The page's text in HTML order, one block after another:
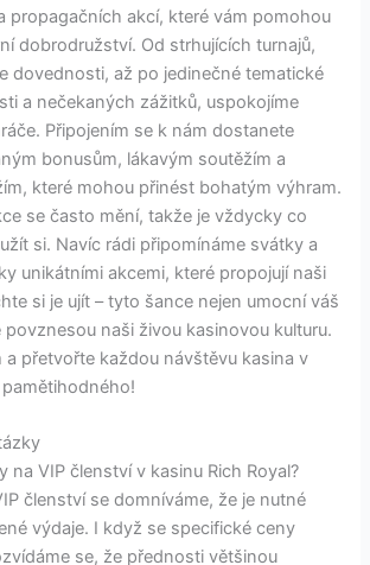
propagačních akcí, které vám pomohou
dobrodružství. Od strhujících turnajů,
dovednosti, až po jedinečné tematické
a nečekaných zážitků, uspokojíme
Připojením se k nám dostanete
bonusům, lákavým soutěžím a
které mohou přinést bohatým výhram.
se často mění, takže je vždycky co
si. Navíc rádi připomínáme svátky a
unikátními akcemi, které propojují naši
si je ujít – tyto šance nejen umocní váš
povznesou naši živou kasinovou kulturu.
a přetvořte každou návštěvu kasina v
na VIP členství v kasinu Rich Royal?
členství se domníváme, že je nutné
výdaje. I když se specifické ceny
se, že přednosti většinou